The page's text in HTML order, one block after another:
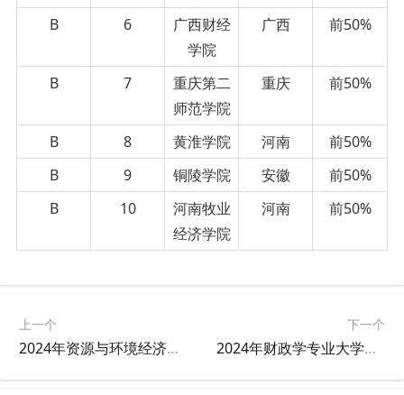
B 6
广西财经
学院
广西 前50%
B 7
重庆第二
师范学院
重庆 前50%
B 8 黄淮学院 河南
前50%
B
9 铜陵学院 安徽
前50%
B
10
河南牧业
经济学院
河南 前50%
上一个
2024年资源与环境经济学专业大学排名及评级结果
下一个
2024年财政学专业大学排名及评级结果